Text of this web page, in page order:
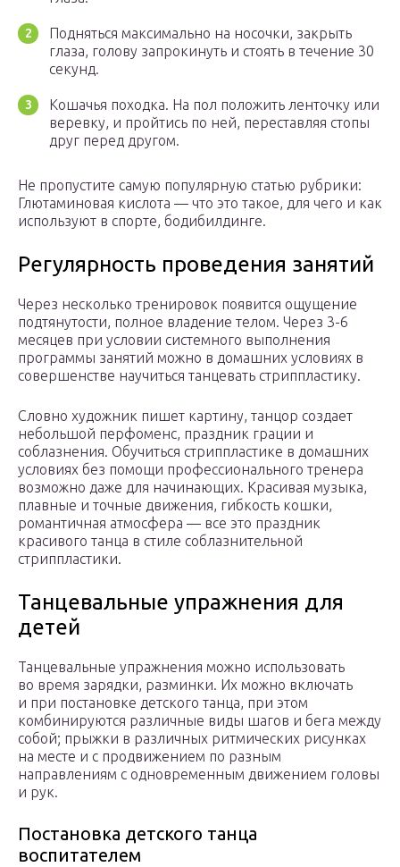
Подняться максимально на носочки, закрыть
глаза, голову запрокинуть и стоять в течение 30
секунд.
Кошачья походка. На пол положить ленточку или
веревку, и пройтись по ней, переставляя стопы
друг перед другом.
Не пропустите самую популярную статью рубрики:
Глютаминовая кислота — что это такое, для чего и как
используют в спорте, бодибилдинге.
Регулярность проведения занятий
Через несколько тренировок появится ощущение
подтянутости, полное владение телом. Через 3-6
месяцев при условии системного выполнения
программы занятий можно в домашних условиях в
совершенстве научиться танцевать стриппластику.
Словно художник пишет картину, танцор создает
небольшой перфоменс, праздник грации и
соблазнения. Обучиться стриппластике в домашних
условиях без помощи профессионального тренера
возможно даже для начинающих. Красивая музыка,
плавные и точные движения, гибкость кошки,
романтичная атмосфера — все это праздник
красивого танца в стиле соблазнительной
стриппластики.
Танцевальные упражнения для
детей
Танцевальные упражнения можно использовать
во время зарядки, разминки. Их можно включать
и при постановке детского танца, при этом
комбинируются различные виды шагов и бега между
собой; прыжки в различных ритмических рисунках
на месте и с продвижением по разным
направлениям с одновременным движением головы
и рук.
Постановка детского танца
воспитателем